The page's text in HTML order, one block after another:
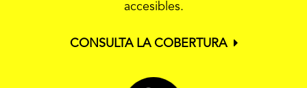
accesibles.
CONSULTA LA COBERTURA